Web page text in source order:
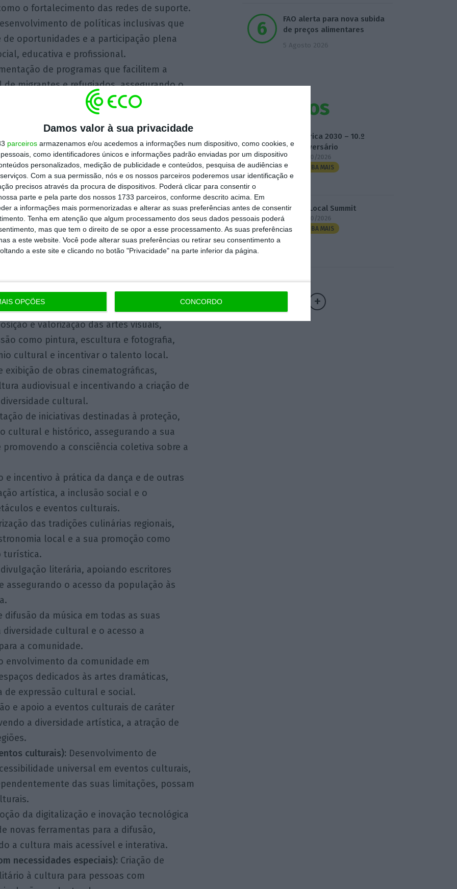
Damos valor à sua privacidade
parceiros armazenamos e/ou acedemos a informações num dispositivo, como cookies, e
como identificadores únicos e informações padrão enviadas por um dispositivo
personalizados, medição de publicidade e conteúdos, pesquisa de audiências e
Com a sua permissão, nós e os nossos parceiros poderemos usar identificação e
precisos através da procura de dispositivos. Poderá clicar para consentir o
parte e pela parte dos nossos 1733 parceiros, conforme descrito acima. Em
a informações mais pormenorizadas e alterar as suas preferências antes de consentir
Tenha em atenção que algum processamento dos seus dados pessoais poderá
mas que tem o direito de se opor a esse processamento. As suas preferências
a este website. Você pode alterar suas preferências ou retirar seu consentimento a
a este site e clicando no botão "Privacidade" na parte inferior da página.
OPÇÕES CONCORDO
o fortalecimento das redes de suporte.
de políticas inclusivas que
oportunidades e a participação plena
educativa e profissional.
de programas que facilitem a
migrantes e refugiados, assegurando o
da língua e ao respeito pelos seus
social:
Desenvolvimento de iniciativas que
e reformados na sociedade, através
e voluntariado, valorizando a sua
de projetos de voluntariado que
da comunidade, promovendo a
em diversas áreas de intervenção.
tradições artesanais locais, incentivando a
do saber-fazer tradicional e o
artesanais.
e valorização das artes visuais,
como pintura, escultura e fotografia,
cultural e incentivar o talento local.
exibição de obras cinematográficas,
audiovisual e incentivando a criação de
cultural.
de iniciativas destinadas à proteção,
cultural e histórico, assegurando a sua
a consciência coletiva sobre a
e incentivo à prática da dança e de outras
artística, a inclusão social e o
e eventos culturais.
das tradições culinárias regionais,
local e a sua promoção como
turística.
literária, apoiando escritores
o acesso da população às
difusão da música em todas as suas
cultural e o acesso a
a comunidade.
envolvimento da comunidade em
dedicados às artes dramáticas,
expressão cultural e social.
e apoio a eventos culturais de caráter
a diversidade artística, a atração de
culturais): Desenvolvimento de
universal em eventos culturais,
das suas limitações, possam
da digitalização e inovação tecnológica
novas ferramentas para a difusão,
a cultura mais acessível e interativa.
necessidades especiais): Criação de
à cultura para pessoas com
FAO alerta para nova subida
de preços alimentares
5 Agosto 2026
Eventos
Fábrica 2030 – 10.º
Aniversário
14/10/2026
SAIBA MAIS
3.º Local Summit
07/10/2026
SAIBA MAIS